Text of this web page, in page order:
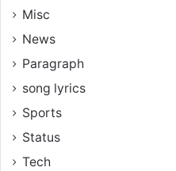
Misc
News
Paragraph
song lyrics
Sports
Status
Tech